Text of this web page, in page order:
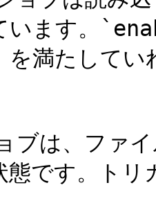
います。
たしてい
は、ファイ
態です。ト